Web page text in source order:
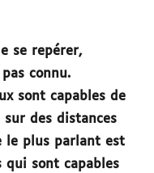
se repérer,
connu.
sont capables de
des distances
le plus parlant est
qui sont capables